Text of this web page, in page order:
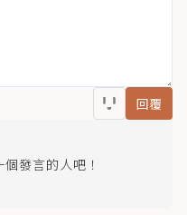
回覆
發言的人吧！